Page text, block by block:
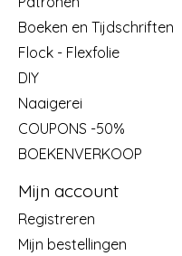
Boeken en Tijdschriften
Flock - Flexfolie
DIY
Naaigerei
COUPONS -50%
BOEKENVERKOOP
Mijn account
Registreren
Mijn bestellingen